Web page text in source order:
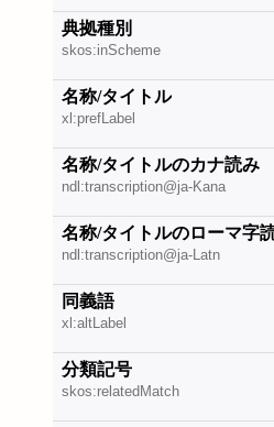
典拠種別
skos:inScheme
名称/タイトル
xl:prefLabel
名称/タイトルのカナ読み
ndl:transcription@ja-Kana
名称/タイトルのローマ字
ndl:transcription@ja-Latn
同義語
xl:altLabel
分類記号
skos:relatedMatch